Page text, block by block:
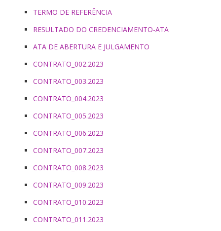
TERMO DE REFERÊNCIA
RESULTADO DO CREDENCIAMENTO-ATA
ATA DE ABERTURA E JULGAMENTO
CONTRATO_002.2023
CONTRATO_003.2023
CONTRATO_004.2023
CONTRATO_005.2023
CONTRATO_006.2023
CONTRATO_007.2023
CONTRATO_008.2023
CONTRATO_009.2023
CONTRATO_010.2023
CONTRATO_011.2023